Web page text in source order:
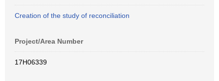
Creation of the study of reconciliation
Project/Area Number
17H06339